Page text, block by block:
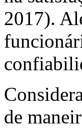
2017).
de